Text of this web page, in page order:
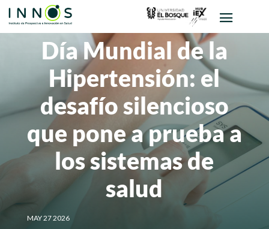
Día Mundial de la
Hipertensión: el
desafío silencioso
que pone a prueba a
los sistemas de
salud
MAY 27 2026